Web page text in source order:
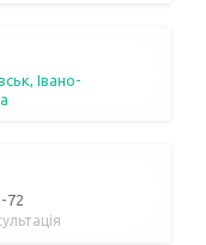
Івано-
72